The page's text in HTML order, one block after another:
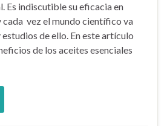
Es indiscutible su eficacia en
cada vez el mundo científico va
de ello. En este artículo
de los aceites esenciales